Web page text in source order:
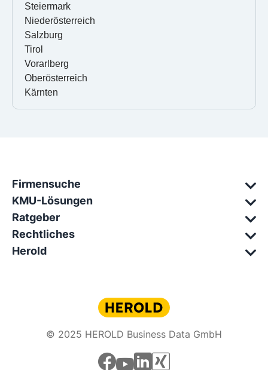
Steiermark
Niederösterreich
Salzburg
Tirol
Vorarlberg
Oberösterreich
Kärnten
Firmensuche
KMU-Lösungen
Ratgeber
Rechtliches
Herold
© 2025 HEROLD Business Data GmbH